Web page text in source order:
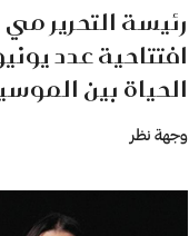
رئيسة التحرير
افتتاحية عدد
الحياة بين
وجهة نظر